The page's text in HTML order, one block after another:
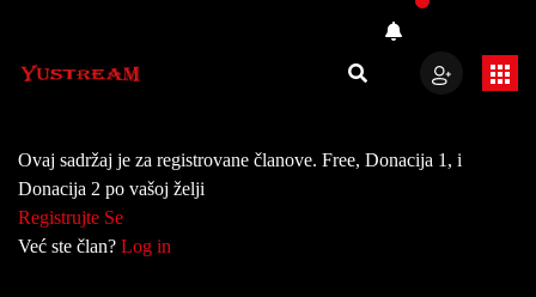
Ovaj sadržaj je za registrovane članove. Free, Donacija 1, i
Donacija 2 po vašoj želji
Registrujte Se
Već ste član? Log in